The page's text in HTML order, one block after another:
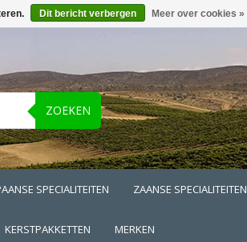
ZOEKEN
SPECIALITEITEN ZAANSE SPECIALITEITEN
KERSTPAKKETTEN MERKEN
Dit bericht verbergen Meer over cookies »